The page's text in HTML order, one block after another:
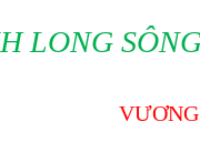
LONG